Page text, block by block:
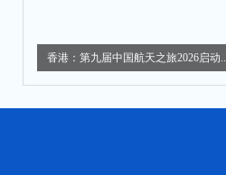
香港：第九届中国航天之旅2026启动..